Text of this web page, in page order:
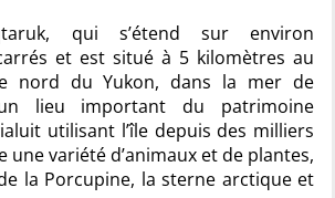
qui s’étend sur environ
et est situé à 5 kilomètres au
nord du Yukon, dans la mer de
lieu important du patrimoine
utilisant l’île depuis des milliers
une variété d’animaux et de plantes,
la Porcupine, la sterne arctique et